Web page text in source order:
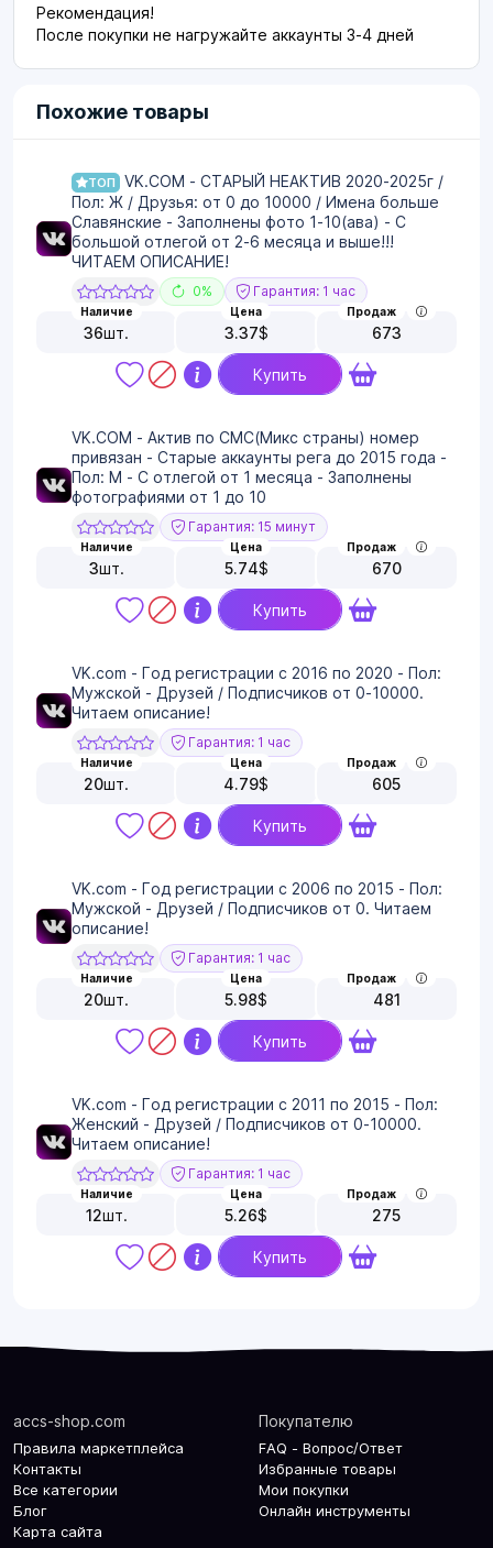
Рекомендация!
После покупки не нагружайте аккаунты 3-4 дней
Похожие товары
ТОП
VK.COM - СТАРЫЙ НЕАКТИВ 2020-2025г /
Пол: Ж / Друзья: от 0 до 10000 / Имена больше
Славянские - Заполнены фото 1-10(ава) - С
большой отлегой от 2-6 месяца и выше!!!
ЧИТАЕМ ОПИСАНИЕ!
0% Гарантия: 1 час
Наличие
36шт.
Цена
3.37$
Продаж
673
Купить
VK.COM - Актив по СМС(Микс страны) номер
привязан - Старые аккаунты рега до 2015 года -
Пол: М - С отлегой от 1 месяца - Заполнены
фотографиями от 1 до 10
Гарантия: 15 минут
Наличие
3шт.
Цена
5.74$
Продаж
670
Купить
VK.com - Год регистрации с 2016 по 2020 - Пол:
Мужской - Друзей / Подписчиков от 0-10000.
Читаем описание!
Гарантия: 1 час
Наличие
20шт.
Цена
4.79$
Продаж
605
Купить
VK.com - Год регистрации с 2006 по 2015 - Пол:
Мужской - Друзей / Подписчиков от 0. Читаем
описание!
Гарантия: 1 час
Наличие
20шт.
Цена
5.98$
Продаж
481
Купить
VK.com - Год регистрации с 2011 по 2015 - Пол:
Женский - Друзей / Подписчиков от 0-10000.
Читаем описание!
Гарантия: 1 час
Наличие
12шт.
Цена
5.26$
Продаж
275
Купить
accs-shop.com
Правила маркетплейса
Контакты
Все категории
Блог
Карта сайта
Покупателю
FAQ - Вопрос/Ответ
Избранные товары
Мои покупки
Онлайн инструменты